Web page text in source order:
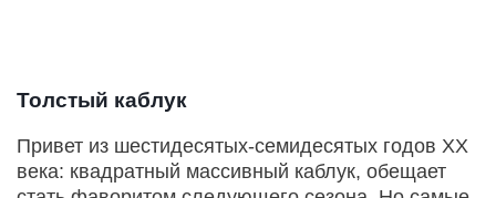
Толстый каблук
Привет из шестидесятых-семидесятых годов ХХ
века: квадратный массивный каблук, обещает